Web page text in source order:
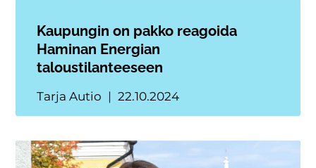
Kaupungin on pakko reagoida
Haminan Energian
taloustilanteeseen
Tarja Autio 22.10.2024